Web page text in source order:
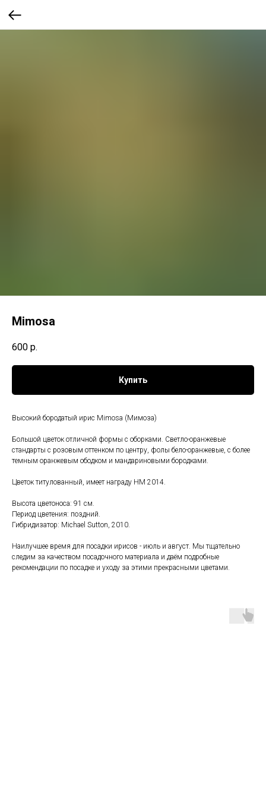
Mimosa
600 р.
Купить
Высокий бородатый ирис Mimosa (Мимоза)
Большой цветок отличной формы с оборками. Светло-оранжевые
стандарты с розовым оттенком по центру, фолы бело-оранжевые, с более
темным оранжевым ободком и мандариновыми бородками.
Цветок титулованный, имеет награду HM 2014.
Высота цветоноса: 91 см.
Период цветения: поздний.
Гибридизатор: Michael Sutton, 2010.
Наилучшее время для посадки ирисов - июль и август. Мы тщательно
следим за качеством посадочного материала и даём подробные
рекомендации по посадке и уходу за этими прекрасными цветами.